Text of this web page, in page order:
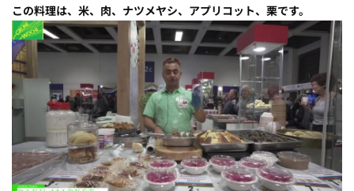
この料理は、米、肉、ナツメヤシ、アプリコット、栗です。